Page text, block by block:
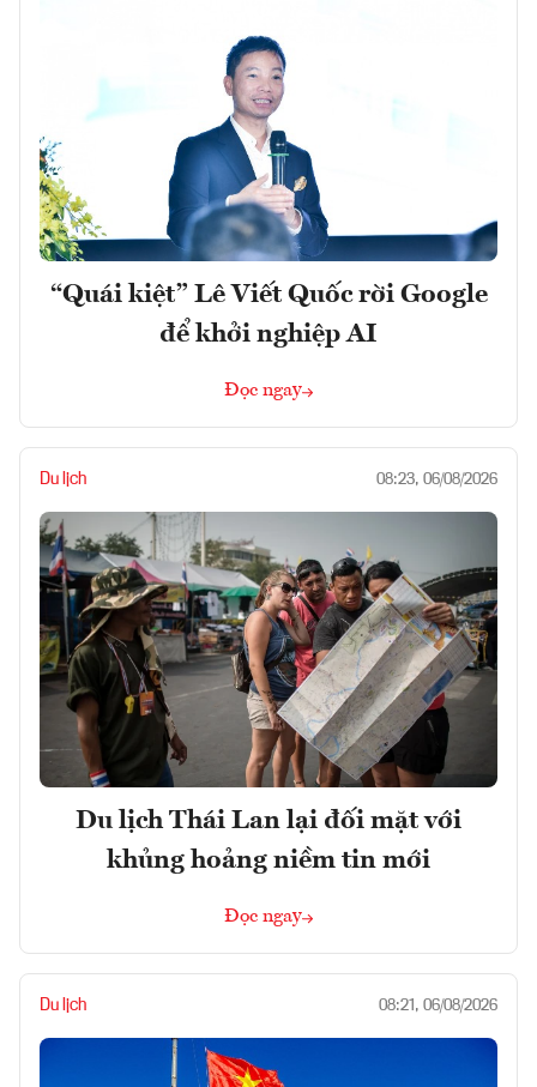
“Quái kiệt” Lê Viết Quốc rời Google
để khởi nghiệp AI
Đọc ngay
Du lịch 08:23, 06/08/2026
Du lịch Thái Lan lại đối mặt với
khủng hoảng niềm tin mới
Đọc ngay
Du lịch 08:21, 06/08/2026